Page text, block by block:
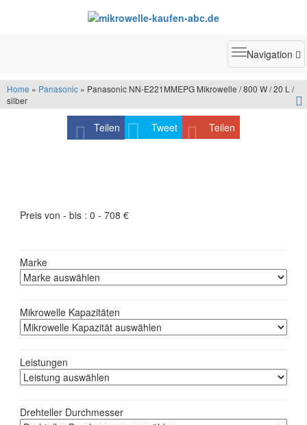
Toggle
Navigation
Home » Panasonic » Panasonic NN-E221MMEPG Mikrowelle / 800 W / 20 L /
silber
Teilen Tweet Teilen
Preis von - bis : 0 - 708 €
Marke
Mikrowelle Kapazitäten
Leistungen
Drehteller Durchmesser